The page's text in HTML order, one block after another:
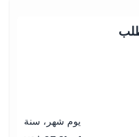
يوم شهر، سنة